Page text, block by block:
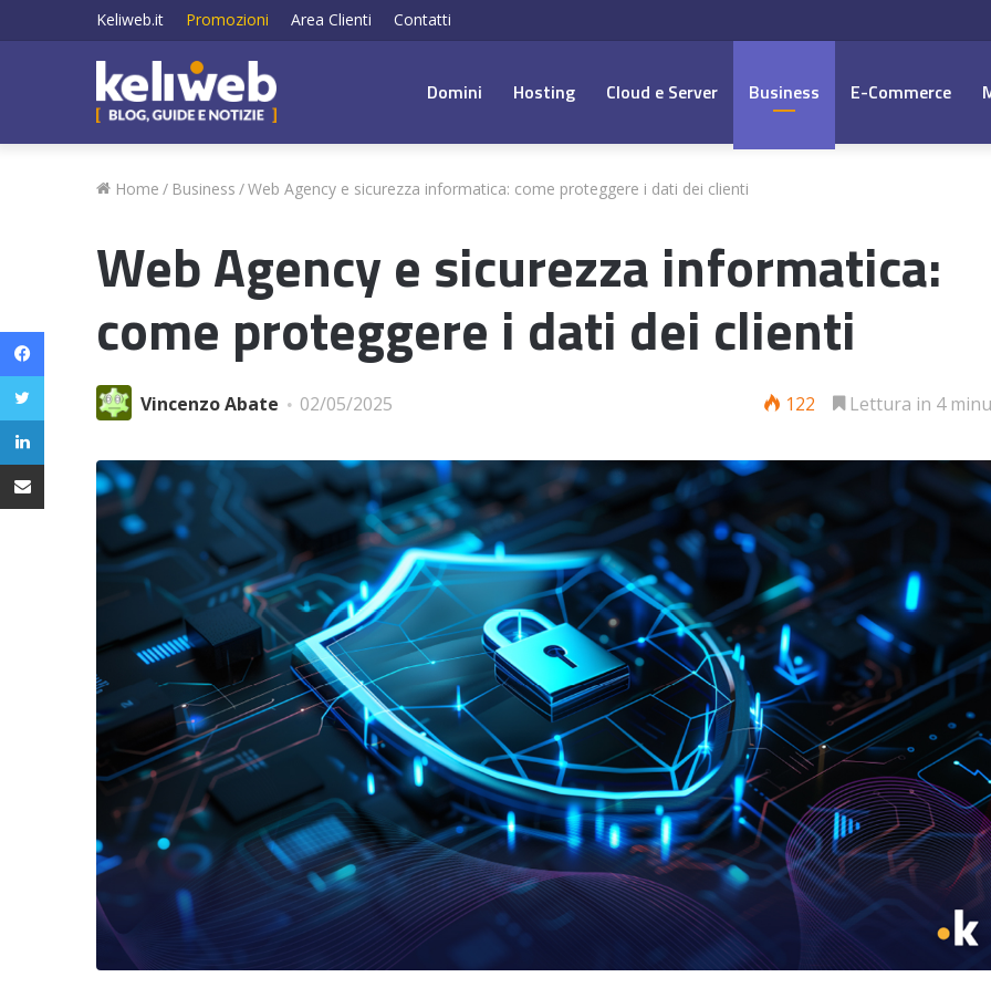
Keliweb.it Promozioni Area Clienti Contatti
Domini Hosting Cloud e Server Business E-Commerce
Home / Business /Web Agency e sicurezza informatica: come proteggere i dati dei clienti
Web Agency e sicurezza informatica:
come proteggere i dati dei clienti
Vincenzo Abate 02/05/2025 122 Lettura in 4
Facebook
Twitter
LinkedIn
Condividi via email